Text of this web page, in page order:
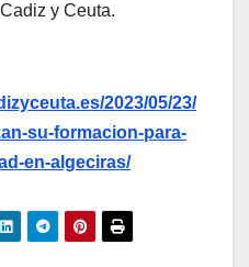
y Ceuta.
2023/05/23/
su-formacion-para-
en-algeciras/